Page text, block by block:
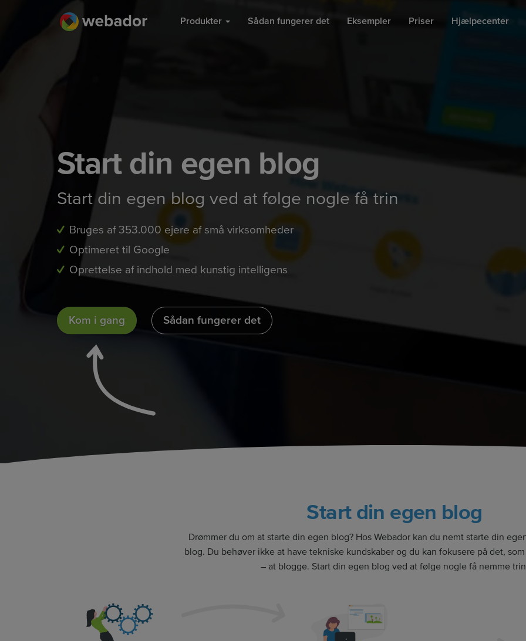
Produkter Sådan fungerer det Eksempler Priser Hjælpecenter
Start din egen blog
Start din egen blog ved at følge nogle få trin
Bruges af 353.000 ejere af små virksomheder
Optimeret til Google
Oprettelse af indhold med kunstig intelligens
Kom i gang Sådan fungerer det
Start din egen blog
Drømmer du om at starte din egen blog? Hos Webador kan du nemt starte din
blog. Du behøver ikke at have tekniske kundskaber og du kan fokusere på det,
– at blogge. Start din egen blog ved at følge nogle få nemme